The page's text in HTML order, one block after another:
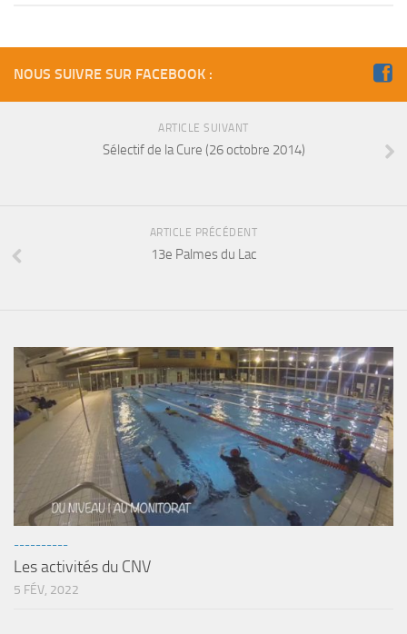
Environnement et Biologie Sub
AUDIOVISUEL
NAGE
NAP / NEV
Agenda
Les Palmes du Lac
Résultats Compétitions
MATERIEL
Occasions
NOUS SUIVRE SUR FACEBOOK :
ARTICLE SUIVANT
Sélectif de la Cure (26 octobre 2014)
ARTICLE PRÉCÉDENT
13e Palmes du Lac
----------
Les activités du CNV
5 FÉV, 2022